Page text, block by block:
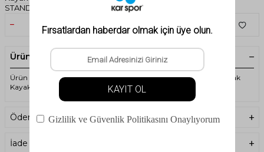
SEPETE EKLE
Ürün Açıklaması
Ürün Kodu:AFDMAF25-Elan JETT JR SHIFT EL 4.5 GW Çocuk Kayak
Kayak+Bağlama
Ödeme Seçenekleri
İade Koşulları